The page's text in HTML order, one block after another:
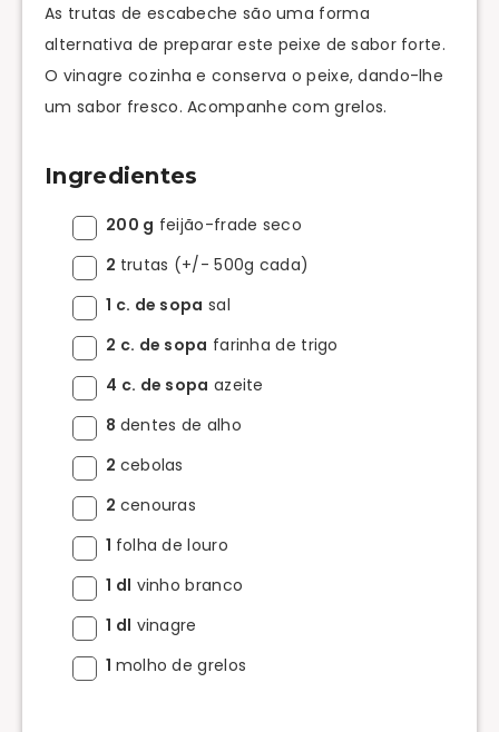
As trutas de escabeche são uma forma
alternativa de preparar este peixe de sabor forte.
O vinagre cozinha e conserva o peixe, dando-lhe
um sabor fresco. Acompanhe com grelos.
Ingredientes
200 g feijão-frade seco
2 trutas (+/- 500g cada)
1 c. de sopa sal
2 c. de sopa farinha de trigo
4 c. de sopa azeite
8 dentes de alho
2 cebolas
2 cenouras
1 folha de louro
1 dl vinho branco
1 dl vinagre
1 molho de grelos